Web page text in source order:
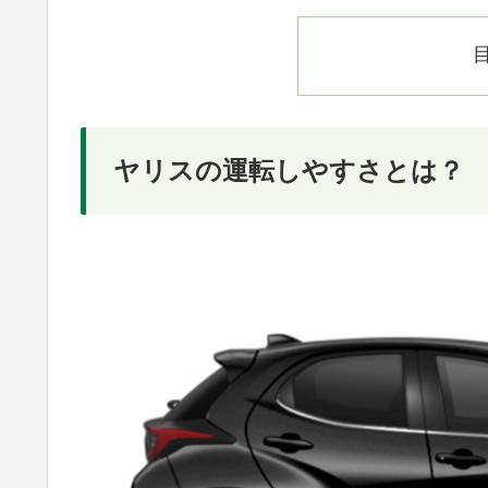
ヤリスの運転しやすさとは？